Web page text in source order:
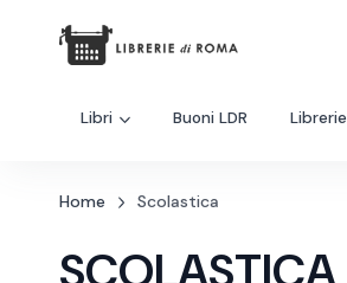
Libri Buoni LDR Librerie
Home Scolastica